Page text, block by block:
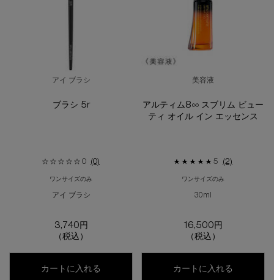
アイ ブラシ
ブラシ 5r
0 (0)
ワンサイズのみ
アイ ブラシ
3,740円
（税込）
カートに入れる
美容液
アルティム8∞ スブリム ビュー
ティ オイル イン エッセンス
5 (2)
ワンサイズのみ
30ml
16,500円
（税込）
カートに入れる